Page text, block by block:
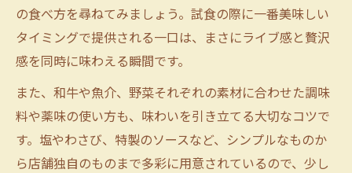
の食べ方を尋ねてみましょう。試食の際に一番美味しい
タイミングで提供される一口は、まさにライブ感と贅沢
感を同時に味わえる瞬間です。
また、和牛や魚介、野菜それぞれの素材に合わせた調味
料や薬味の使い方も、味わいを引き立てる大切なコツで
す。塩やわさび、特製のソースなど、シンプルなものか
ら店舗独自のものまで多彩に用意されているので、少し